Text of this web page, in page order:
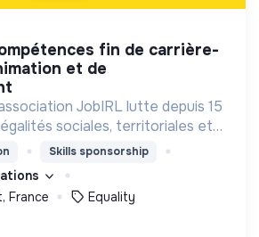
et de
JobIRL lutte depuis 15
sociales, territoriales et
et l’insertion
Skills sponsorship
France
Equality